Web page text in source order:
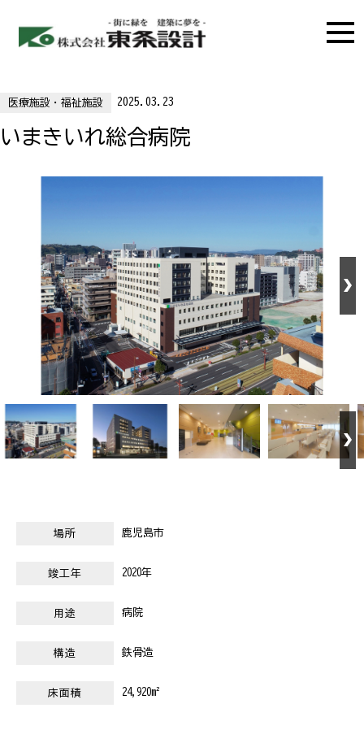
医療施設・福祉施設 2025.03.23
いまきいれ総合病院
場所 鹿児島市
竣工年 2020年
用途 病院
構造 鉄骨造
床面積 24,920m²